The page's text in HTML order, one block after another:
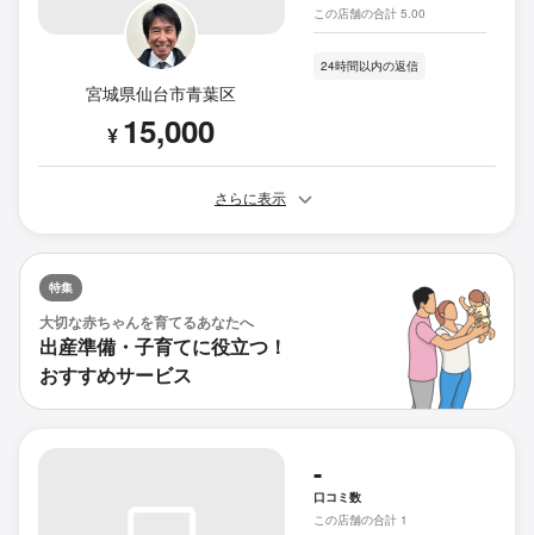
宮城県仙台市青葉区
¥ 15,000
この店舗の合計 5.00
24時間以内の返信
さらに表示
特集
大切な赤ちゃんを育てるあなたへ
出産準備・子育てに役立つ！
おすすめサービス
-
口コミ数
この店舗の合計 1